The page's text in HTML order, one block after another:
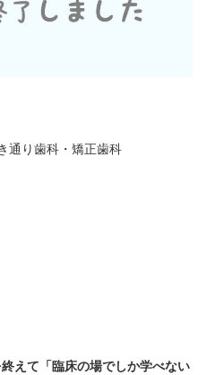
通り歯科・矯正歯科
えて「臨床の場でしか学べない